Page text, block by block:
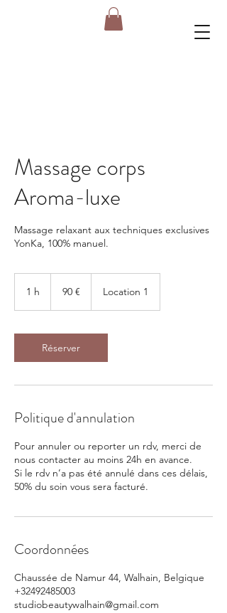
Massage corps
Aroma-luxe
Massage relaxant aux techniques exclusives
YonKa, 100% manuel.
1 h 90 € Location 1
Réserver
Politique d'annulation
Pour annuler ou reporter un rdv, merci de
nous contacter au moins 24h en avance.
Si le rdv n’a pas été annulé dans ces délais,
50% du soin vous sera facturé.
Coordonnées
Chaussée de Namur 44, Walhain, Belgique
+32492485003
studiobeautywalhain@gmail.com